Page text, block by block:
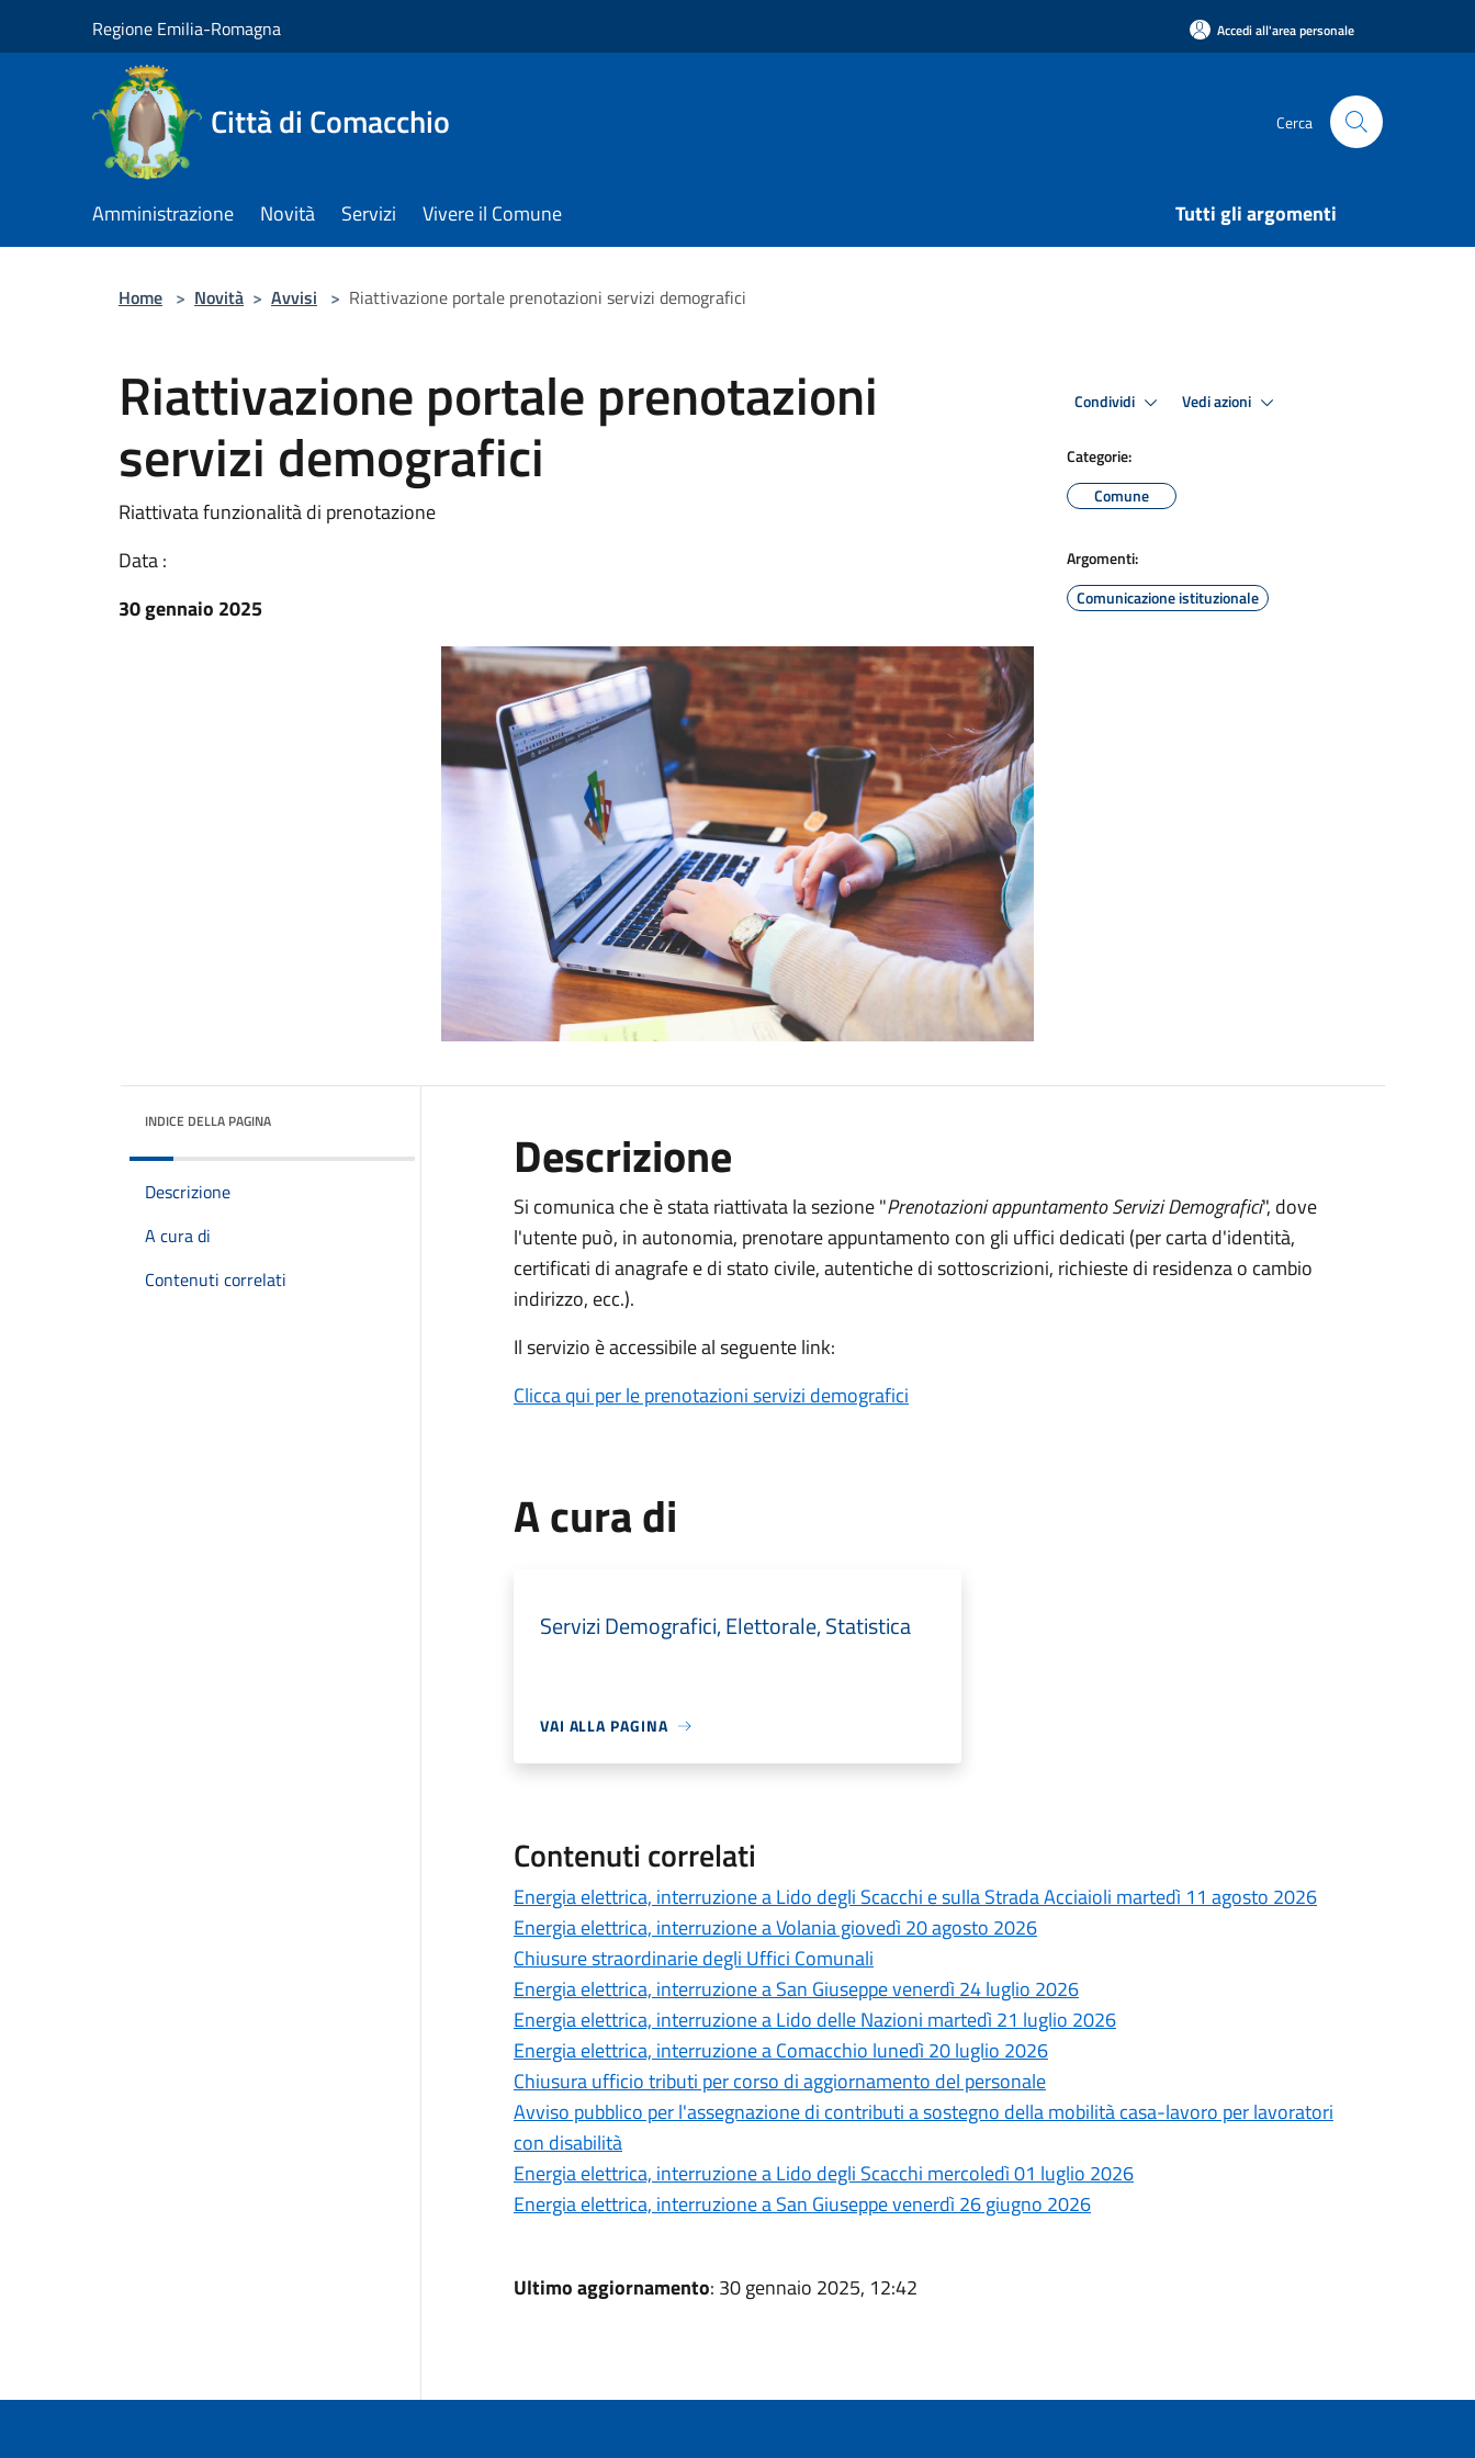
Regione Emilia-Romagna Accedi all'area personale
Città di Comacchio Cerca
Amministrazione Novità Servizi Vivere il Comune Tutti gli argomenti
Home > Novità > Avvisi > Riattivazione portale prenotazioni servizi demografici
Riattivazione portale prenotazioni
servizi demografici
Riattivata funzionalità di prenotazione
Data :
30 gennaio 2025
Condividi Vedi azioni
Categorie:
Comune
Argomenti:
Comunicazione istituzionale
INDICE DELLA PAGINA
Descrizione
A cura di
Contenuti correlati
Descrizione
Si comunica che è stata riattivata la sezione "Prenotazioni appuntamento Servizi Demografici", dove
l'utente può, in autonomia, prenotare appuntamento con gli uffici dedicati (per carta d'identità,
certificati di anagrafe e di stato civile, autentiche di sottoscrizioni, richieste di residenza o cambio
indirizzo, ecc.).
Il servizio è accessibile al seguente link:
Clicca qui per le prenotazioni servizi demografici
A cura di
Servizi Demografici, Elettorale, Statistica
VAI ALLA PAGINA
Contenuti correlati
Energia elettrica, interruzione a Lido degli Scacchi e sulla Strada Acciaioli martedì 11 agosto 2026
Energia elettrica, interruzione a Volania giovedì 20 agosto 2026
Chiusure straordinarie degli Uffici Comunali
Energia elettrica, interruzione a San Giuseppe venerdì 24 luglio 2026
Energia elettrica, interruzione a Lido delle Nazioni martedì 21 luglio 2026
Energia elettrica, interruzione a Comacchio lunedì 20 luglio 2026
Chiusura ufficio tributi per corso di aggiornamento del personale
Avviso pubblico per l'assegnazione di contributi a sostegno della mobilità casa-lavoro per lavoratori
con disabilità
Energia elettrica, interruzione a Lido degli Scacchi mercoledì 01 luglio 2026
Energia elettrica, interruzione a San Giuseppe venerdì 26 giugno 2026
Ultimo aggiornamento: 30 gennaio 2025, 12:42